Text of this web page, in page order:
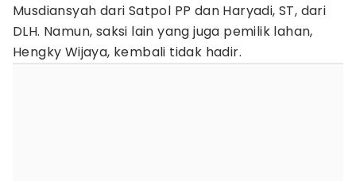
Musdiansyah dari Satpol PP dan Haryadi, ST, dari
DLH. Namun, saksi lain yang juga pemilik lahan,
Hengky Wijaya, kembali tidak hadir.